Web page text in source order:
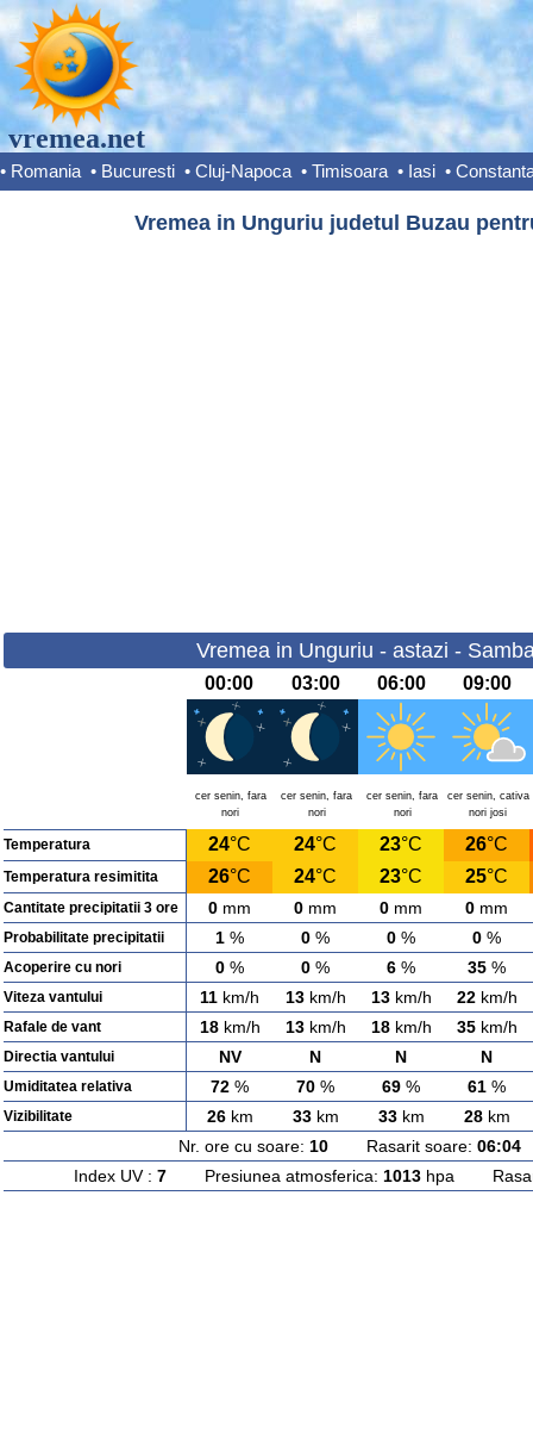
vremea.net
• Romania • Bucuresti • Cluj-Napoca • Timisoara • Iasi •
Vremea in Unguriu judetul Buzau
Vremea in Unguriu - astazi -
00:00 03:00 06:00 09:00
cer senin, fara
nori
cer senin, fara
nori
cer senin, fara
nori
cer senin, cativa
nori josi
Temperatura 24°C 24°C 23°C 26°C
Temperatura resimitita 26°C 24°C 23°C 25°C
Cantitate precipitatii 3 ore 0 mm 0 mm 0 mm 0 mm
Probabilitate precipitatii 1 % 0 % 0 % 0 %
Acoperire cu nori 0 % 0 % 6 % 35 %
Viteza vantului 11 km/h 13km/h 13km/h 22km/h
Rafale de vant 18km/h 13km/h 18km/h 35km/h
Directia vantului NV N N N
Umiditatea relativa 72 % 70 % 69 % 61 %
Vizibilitate 26km 33km 33km 28km
Nr. ore cu soare: 10Rasarit soare: 06:04
Index UV : 7Presiunea atmosferica: 1013hpa